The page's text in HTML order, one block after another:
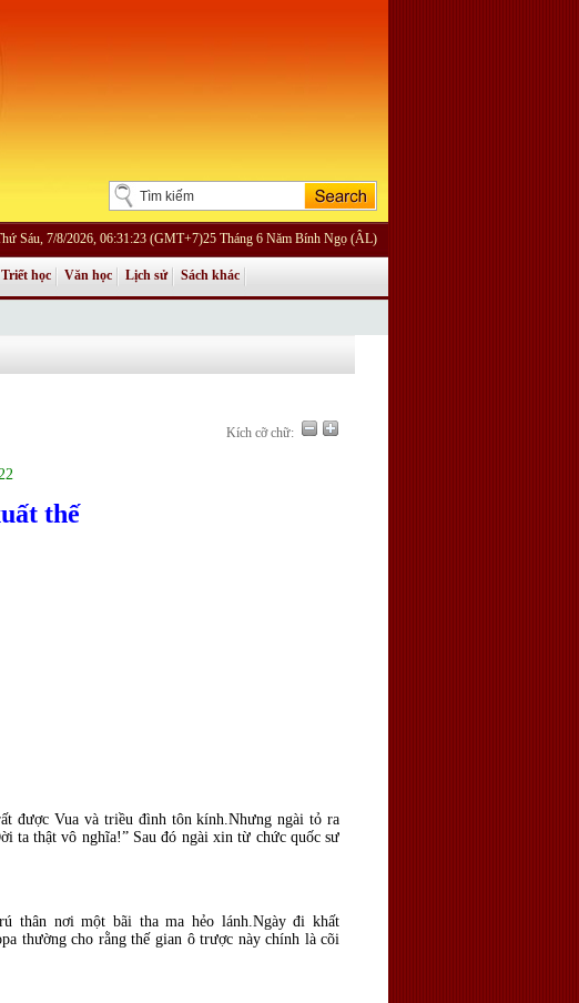
Sáu, 7/8/2026, 06:31:23 (GMT+7)25 Tháng 6 Năm Bính Ngọ (ÂL)
Triết học Văn học Lịch sử Sách khác
Kích cỡ chữ:
thế
được Vua và triều đình tôn kính.Nhưng ngài tỏ ra
ta thật vô nghĩa!” Sau đó ngài xin từ chức quốc sư
thân nơi một bãi tha ma hẻo lánh.Ngày đi khất
thường cho rằng thế gian ô trược này chính là cõi